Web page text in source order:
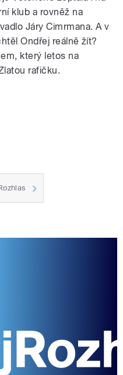
klub a rovněž na
Járy Cimrmana. A v
Ondřej reálně žít?
který letos na
rafičku.